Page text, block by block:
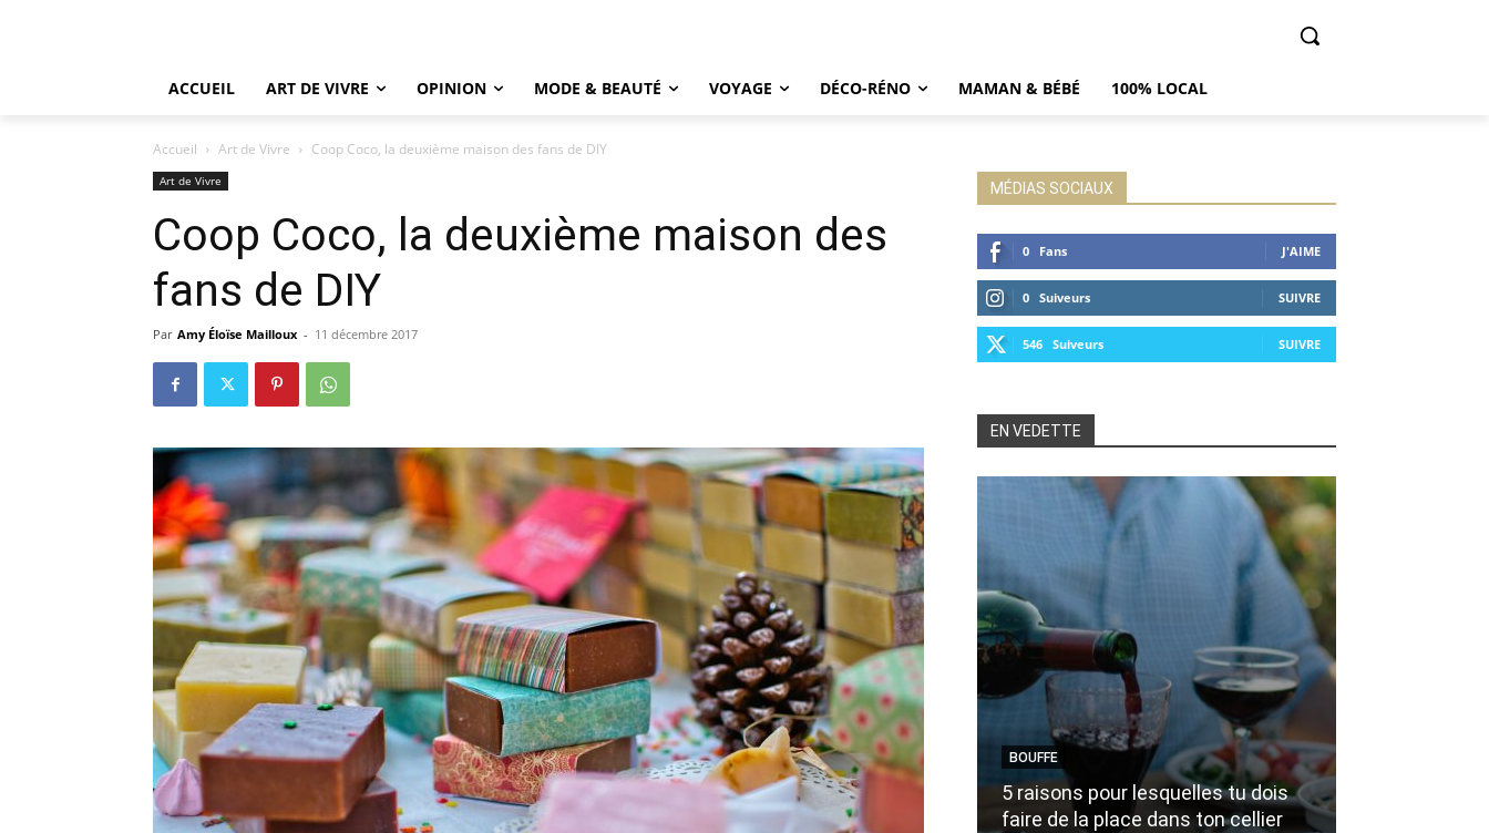
ACCUEIL ART DE VIVRE OPINION MODE & BEAUTÉ VOYAGE DÉCO-RÉNO MAMAN & BÉBÉ 100% LOCAL
Accueil Art de Vivre Coop Coco, la deuxième maison des fans de DIY
Art de Vivre
Coop Coco, la deuxième maison des
fans de DIY
Par Amy Éloïse Mailloux - 11 décembre 2017
MÉDIAS SOCIAUX
0 Fans J'AIME
0 Suiveurs SUIVRE
546 Suiveurs SUIVRE
EN VEDETTE
BOUFFE
5 raisons pour lesquelles tu dois
faire de la place dans ton cellier